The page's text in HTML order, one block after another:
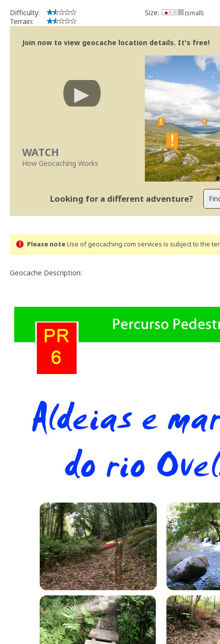
Difficulty:
Terrain:
Size: (small)
Join now to view geocache location details. It's free!
WATCH
How Geocaching Works
Looking for a different adventure?
Please noteUse of geocaching.com services is subject to the
Geocache Description: